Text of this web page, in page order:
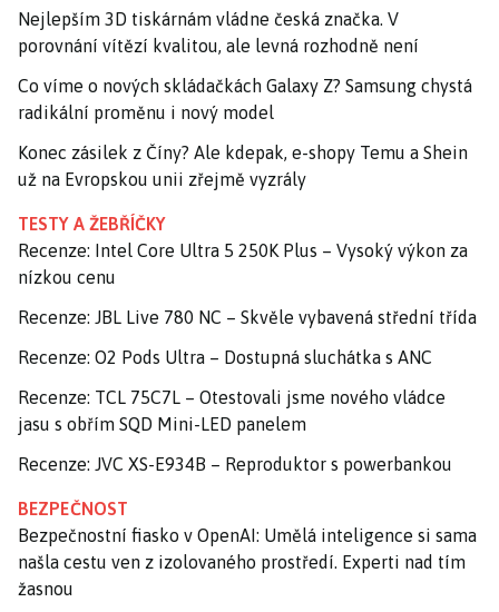
Nejlepším 3D tiskárnám vládne česká značka. V
porovnání vítězí kvalitou, ale levná rozhodně není
Co víme o nových skládačkách Galaxy Z? Samsung chystá
radikální proměnu i nový model
Konec zásilek z Číny? Ale kdepak, e-shopy Temu a Shein
už na Evropskou unii zřejmě vyzrály
TESTY A ŽEBŘÍČKY
Recenze: Intel Core Ultra 5 250K Plus – Vysoký výkon za
nízkou cenu
Recenze: JBL Live 780 NC – Skvěle vybavená střední třída
Recenze: O2 Pods Ultra – Dostupná sluchátka s ANC
Recenze: TCL 75C7L – Otestovali jsme nového vládce
jasu s obřím SQD Mini-LED panelem
Recenze: JVC XS-E934B – Reproduktor s powerbankou
BEZPEČNOST
Bezpečnostní fiasko v OpenAI: Umělá inteligence si sama
našla cestu ven z izolovaného prostředí. Experti nad tím
žasnou